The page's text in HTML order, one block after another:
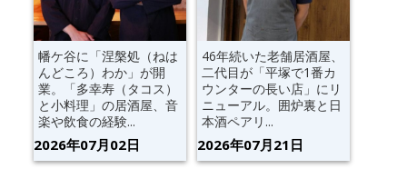
幡ケ谷に「涅槃処（ねは
んどころ）わか」が開
業。「多幸寿（タコス）
と小料理」の居酒屋、音
楽や飲食の経験...
2026年07月02日
46年続いた老舗居酒屋、
二代目が「平塚で1番カ
ウンターの長い店」にリ
ニューアル。囲炉裏と日
本酒ペアリ...
2026年07月21日